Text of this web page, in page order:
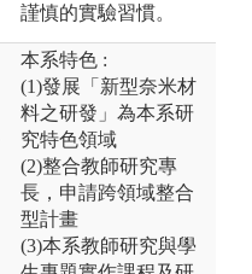
謹慎的實驗習慣。
本系特色 :
(1)發展「新型奈米材
料之研發」為本系研
究特色領域
(2)整合教師研究專
長，申請跨領域整合
型計畫
(3)本系教師研究與學